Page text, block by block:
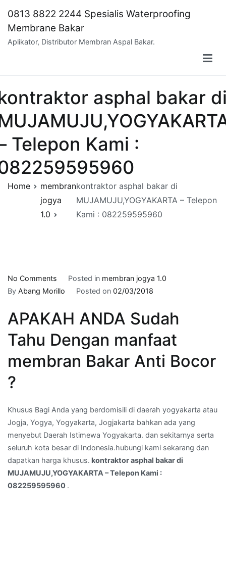
content
0813 8822 2244 Spesialis Waterproofing
Membrane Bakar
Aplikator, Distributor Membran Aspal Bakar.
asphal bakar
Telepon Kami :
Home
membran
jogya
1.0
kontraktor asphal bakar di
MUJAMUJU,YOGYAKARTA – Telepon
Kami : 082259595960
No Comments
kontraktor
bakar
MUJAMUJU,YOGYAKARTA
Telepon
Posted in membran jogya 1.0
By Abang Morillo Posted on 02/03/2018
APAKAH ANDA Sudah
Tahu Dengan manfaat
membran Bakar Anti Bocor
?
Khusus Bagi Anda yang berdomisili di daerah yogyakarta atau
Jogja, Yogya, Yogyakarta, Jogjakarta bahkan ada yang
menyebut Daerah Istimewa Yogyakarta. dan sekitarnya serta
seluruh kota besar di Indonesia.hubungi kami sekarang dan
dapatkan harga khusus. kontraktor asphal bakar di
MUJAMUJU,YOGYAKARTA – Telepon Kami :
082259595960 .